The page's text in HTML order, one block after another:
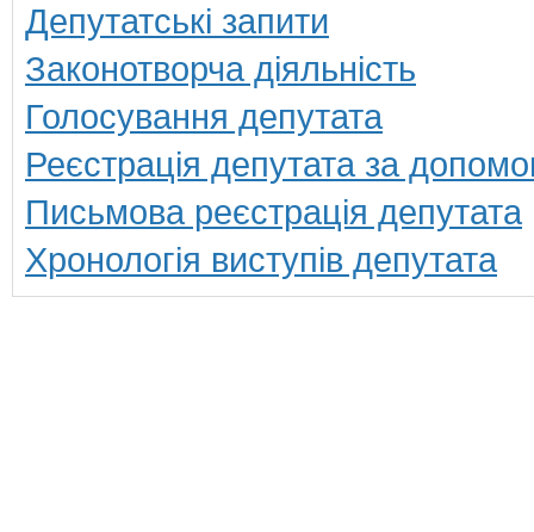
Депутатські запити
Законотворча діяльність
Голосування депутата
Реєстрація депутата за
Письмова реєстрація депутата
Хронологія виступів депутата